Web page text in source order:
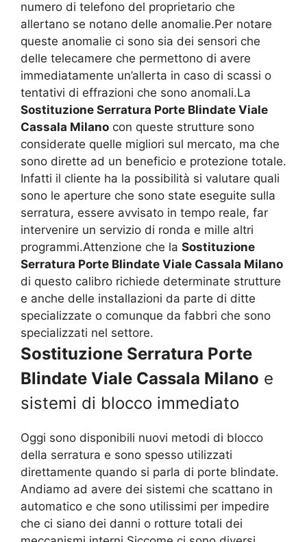
numero di telefono del proprietario che
allertano se notano delle anomalie.Per notare
queste anomalie ci sono sia dei sensori che
delle telecamere che permettono di avere
immediatamente un’allerta in caso di scassi o
tentativi di effrazioni che sono anomali.La
Sostituzione Serratura Porte Blindate Viale
Cassala Milano con queste strutture sono
considerate quelle migliori sul mercato, ma che
sono dirette ad un beneficio e protezione totale.
Infatti il cliente ha la possibilità si valutare quali
sono le aperture che sono state eseguite sulla
serratura, essere avvisato in tempo reale, far
intervenire un servizio di ronda e mille altri
programmi.Attenzione che la Sostituzione
Serratura Porte Blindate Viale Cassala Milano
di questo calibro richiede determinate strutture
e anche delle installazioni da parte di ditte
specializzate o comunque da fabbri che sono
specializzati nel settore.
Sostituzione Serratura Porte
Blindate Viale Cassala Milano e
sistemi di blocco immediato
Oggi sono disponibili nuovi metodi di blocco
della serratura e sono spesso utilizzati
direttamente quando si parla di porte blindate.
Andiamo ad avere dei sistemi che scattano in
automatico e che sono utilissimi per impedire
che ci siano dei danni o rotture totali dei